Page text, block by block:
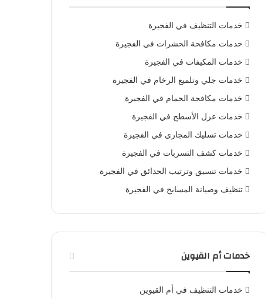
خدمات التنظيف في الفجيرة
خدمات مكافحة الحشرات في الفجيرة
خدمات المكيفات في الفجيرة
خدمات جلي وتلميع الرخام في الفجيرة
خدمات مكافحة الحمام في الفجيرة
خدمات عزل الأسطح في الفجيرة
خدمات تسليك المجاري في الفجيرة
خدمات كشف التسربات في الفجيرة
خدمات تنسيق وترتيب الحدائق في الفجيرة
تنظيف وصيانة المسابح في الفجيرة
خدمات أم القيوين
خدمات التنظيف في أم القيوين